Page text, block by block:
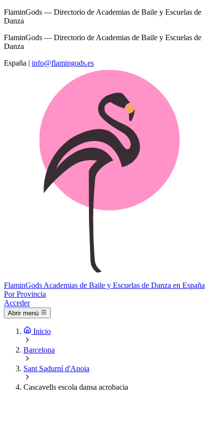
FlaminGods — Directorio de Academias de Baile y Escuelas de
Danza
FlaminGods — Directorio de Academias de Baile y Escuelas de
Danza
España | info@flamingods.es
FlaminGods Academias de Baile y Escuelas de Danza en España
Por Provincia
Acceder
Abrir menú
Inicio
Barcelona
Sant Sadurní d'Anoia
Cascavells escola dansa acrobacia